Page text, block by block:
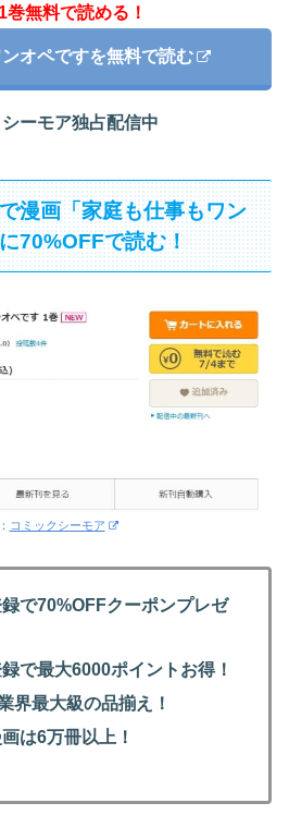
巻無料で読める！
オペですを無料で読む
ーモア独占配信中
漫画「家庭も仕事もワン
70%OFFで読む！
コミックシーモア
で70%OFFクーポンプレゼ
で最大6000ポイントお得！
界最大級の品揃え！
は6万冊以上！